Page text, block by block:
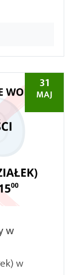
31
MAJ
w
w